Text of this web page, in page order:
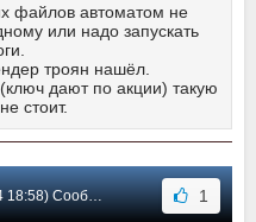
файлов автоматом не
или надо запускать
троян нашёл.
дают по акции) такую
стоит.
Сообщение #19 1